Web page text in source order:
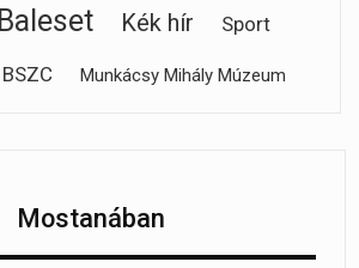
Baleset Kék hír Sport
BSZC Munkácsy Mihály Múzeum
Mostanában